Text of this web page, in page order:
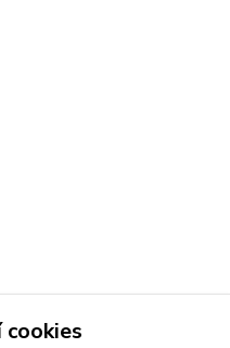
cookies